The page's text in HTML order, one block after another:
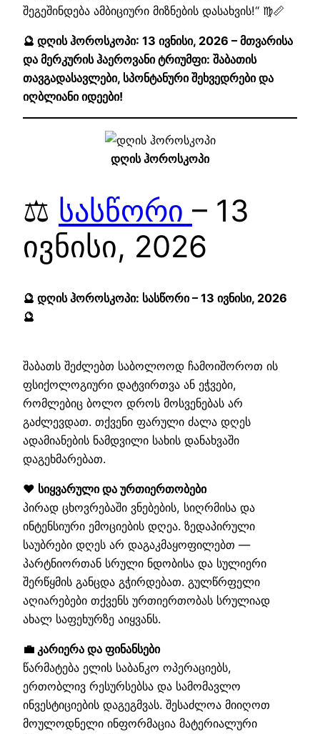
შეგეშინდება ამბიციური მიზნების დასახვის!“ ♍📏
🔮 დღის ჰოროსკოპი: 13 ივნისი, 2026 – მთვარისა
და მერკურის ჰაეროვანი ტრიუმფი: შაბათის
თავგადასავლები, სპონტანური შეხვედრები და
იღბლიანი იდეები!
დღის ჰოროსკოპი
⚖️ სასწორი – 13
ივნისი, 2026
🔮 დღის ჰოროსკოპი: სასწორი – 13 ივნისი, 2026
🔮
შაბათს შეძლებთ საბოლოოდ ჩამოიშოროთ ის
ფსიქოლოგიური დატვირთვა ან ეჭვები,
რომლებიც ბოლო დროს მოსვენებას არ
გაძლევდათ. თქვენი ფარული ძალა დღეს
ადამიანების ნამდვილი სახის დანახვაში
დაგეხმარებათ.
❤️ სიყვარული და ურთიერთობები
პირად ცხოვრებაში ვნებების, სიღრმისა და
ინტენსიური ემოციების დღეა. ზედაპირული
საუბრები დღეს არ დაგაკმაყოფილებთ —
პარტნიორთან სრული ნდობისა და სულიერი
შერწყმის განცდა გჭირდებათ. გულწრფელი
აღიარებები თქვენს ურთიერთობას სრულიად
ახალ საფეხურზე აიყვანს.
💼 კარიერა და ფინანსები
წარმატება ელის საბანკო ოპერაციებს,
ერთობლივ რესურსებსა და სამომავლო
ინვესტიციების დაგეგმვას. შესაძლოა მიიღოთ
მოულოდნელი ინფორმაცია მატერიალური